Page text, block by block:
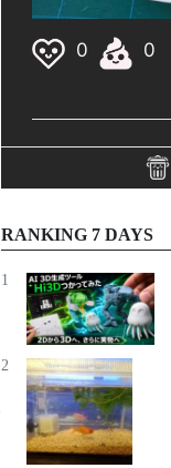
RANKING 7 DAYS
1
2